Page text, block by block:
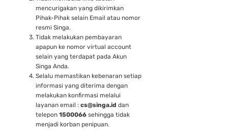
mencurigakan yang dikirimkan
Pihak-Pihak selain Email atau nomor
resmi Singa.
Tidak melakukan pembayaran
apapun ke nomor virtual account
selain yang terdapat pada Akun
Singa Anda.
Selalu memastikan kebenaran setiap
informasi yang diterima dengan
melakukan konfirmasi melalui
layanan email : cs@singa.id dan
telepon 1500066 sehingga tidak
menjadi korban penipuan.